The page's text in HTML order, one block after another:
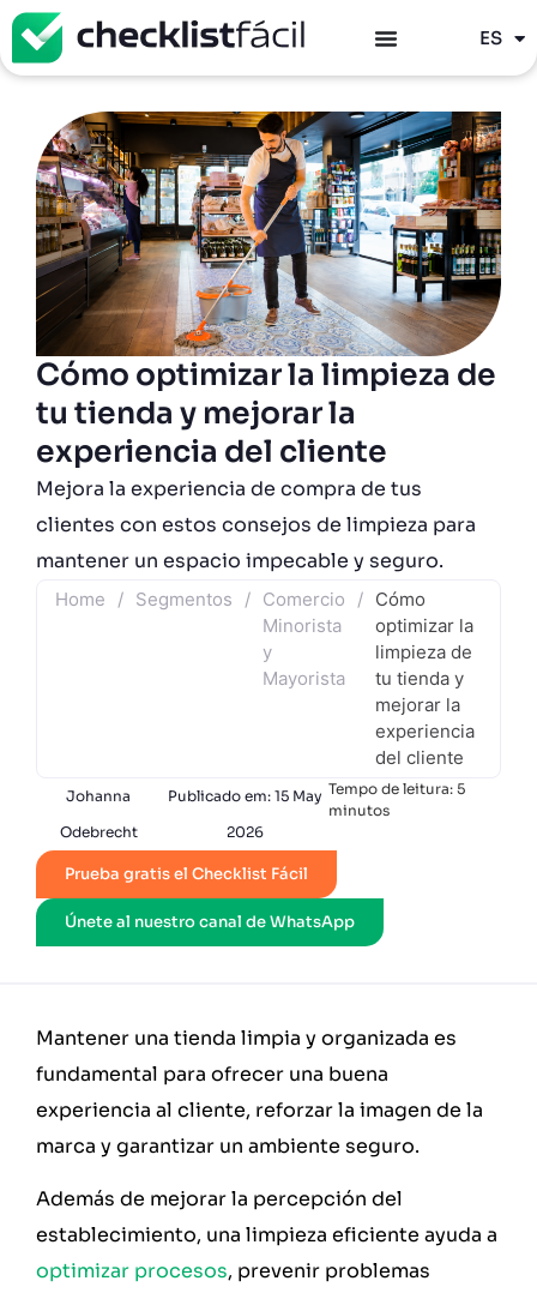
ES
EN
Cómo optimizar la limpieza de
tu tienda y mejorar la
experiencia del cliente
Mejora la experiencia de compra de tus
clientes con estos consejos de limpieza para
mantener un espacio impecable y seguro.
Home / Segmentos / Comercio
Minorista
y
Mayorista
/ Cómo
optimizar la
limpieza de
tu tienda y
mejorar la
experiencia
del cliente
Johanna
Odebrecht
Publicado em: 15 May
2026
Tempo de leitura: 5
minutos
Prueba gratis el Checklist Fácil
Únete al nuestro canal de WhatsApp
Mantener una tienda limpia y organizada es
fundamental para ofrecer una buena
experiencia al cliente, reforzar la imagen de la
marca y garantizar un ambiente seguro.
Además de mejorar la percepción del
establecimiento, una limpieza eficiente ayuda a
optimizar procesos, prevenir problemas